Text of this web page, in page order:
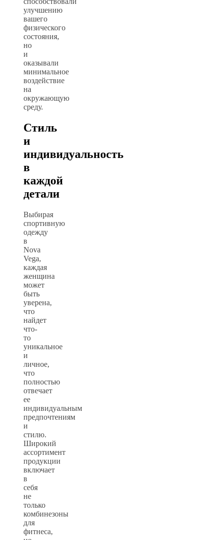
улучшению
вашего
физического
состояния,
но
и
оказывали
минимальное
воздействие
на
окружающую
среду.
Стиль
и
индивидуальность
в
каждой
детали
Выбирая
спортивную
одежду
в
Nova
Vega,
каждая
женщина
может
быть
уверена,
что
найдет
что-
то
уникальное
и
личное,
что
полностью
отвечает
ее
индивидуальным
предпочтениям
и
стилю.
Широкий
ассортимент
продукции
включает
в
себя
не
только
комбинезоны
для
фитнеса,